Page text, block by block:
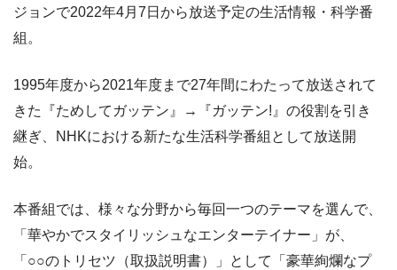
ジョンで2022年4月7日から放送予定の生活情報・科学番
組。
1995年度から2021年度まで27年間にわたって放送されて
きた『ためしてガッテン』→『ガッテン!』の役割を引き
継ぎ、NHKにおける新たな生活科学番組として放送開
始。
本番組では、様々な分野から毎回一つのテーマを選んで、
「華やかでスタイリッシュなエンターテイナー」が、
「○○のトリセツ（取扱説明書）」として「豪華絢爛なプ